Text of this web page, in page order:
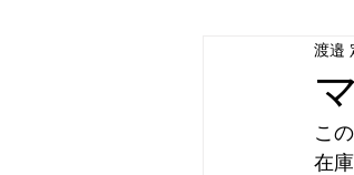
変形名刺印刷
スジ入れ
渡邉
こ
在